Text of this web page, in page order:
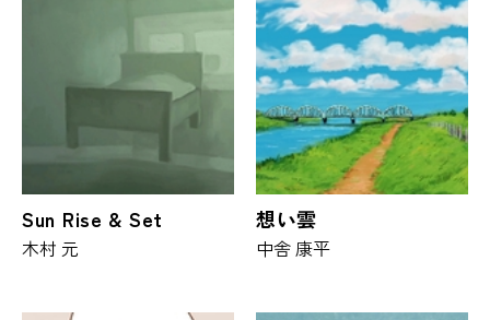
Sun Rise & Set
木村 元
想い雲
中舎 康平